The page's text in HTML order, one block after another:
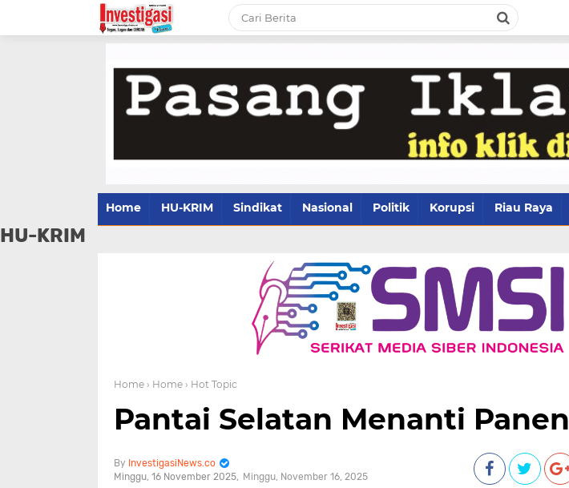
Home HU-KRIM Sindikat Nasional Politik Korupsi Riau Raya
HU-KRIM
Home › Home › Hot Topic
Pantai Selatan Menanti Panen
InvestigasiNews.co
Minggu, 16 November 2025
Minggu, November 16, 2025